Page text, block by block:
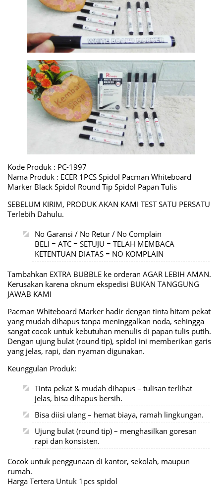
Kode Produk : PC-1997
Nama Produk : ECER 1PCS Spidol Pacman Whiteboard
Marker Black Spidol Round Tip Spidol Papan Tulis
SEBELUM KIRIM, PRODUK AKAN KAMI TEST SATU PERSATU
Terlebih Dahulu.
No Garansi / No Retur / No Complain
BELI = ATC = SETUJU = TELAH MEMBACA
KETENTUAN DIATAS = NO KOMPLAIN
Tambahkan EXTRA BUBBLE ke orderan AGAR LEBIH AMAN.
Kerusakan karena oknum ekspedisi BUKAN TANGGUNG
JAWAB KAMI
Pacman Whiteboard Marker hadir dengan tinta hitam pekat
yang mudah dihapus tanpa meninggalkan noda, sehingga
sangat cocok untuk kebutuhan menulis di papan tulis putih.
Dengan ujung bulat (round tip), spidol ini memberikan garis
yang jelas, rapi, dan nyaman digunakan.
Keunggulan Produk:
Tinta pekat & mudah dihapus – tulisan terlihat
jelas, bisa dihapus bersih.
Bisa diisi ulang – hemat biaya, ramah lingkungan.
Ujung bulat (round tip) – menghasilkan goresan
rapi dan konsisten.
Cocok untuk penggunaan di kantor, sekolah, maupun
rumah.
Harga Tertera Untuk 1pcs spidol